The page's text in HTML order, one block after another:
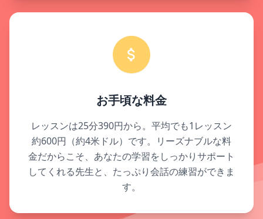
お手頃な料金
レッスンは25分390円から。平均でも1レッスン
約600円（約4米ドル）です。リーズナブルな料
金だからこそ、あなたの学習をしっかりサポート
してくれる先生と、たっぷり会話の練習ができま
す。